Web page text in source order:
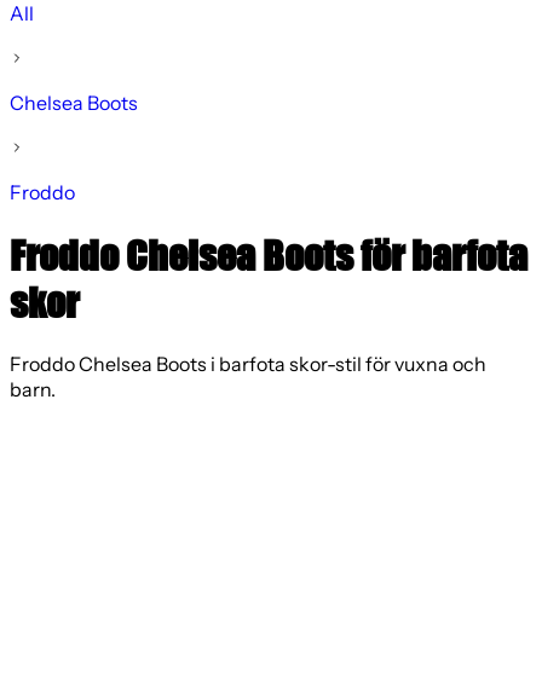
All
Chelsea Boots
Froddo
Froddo Chelsea Boots för barfota
skor
Froddo Chelsea Boots i barfota skor-stil för vuxna och
barn.